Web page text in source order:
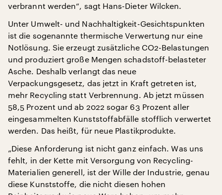
verbrannt werden“, sagt Hans-Dieter Wilcken.
Unter Umwelt- und Nachhaltigkeit-Gesichtspunkten
ist die sogenannte thermische Verwertung nur eine
Notlösung. Sie erzeugt zusätzliche CO2-Belastungen
und produziert große Mengen schadstoff-belasteter
Asche. Deshalb verlangt das neue
Verpackungsgesetz, das jetzt in Kraft getreten ist,
mehr Recycling statt Verbrennung. Ab jetzt müssen
58,5 Prozent und ab 2022 sogar 63 Prozent aller
eingesammelten Kunststoffabfälle stofflich verwertet
werden. Das heißt, für neue Plastikprodukte.
„Diese Anforderung ist nicht ganz einfach. Was uns
fehlt, in der Kette mit Versorgung von Recycling-
Materialien generell, ist der Wille der Industrie, genau
diese Kunststoffe, die nicht diesen hohen